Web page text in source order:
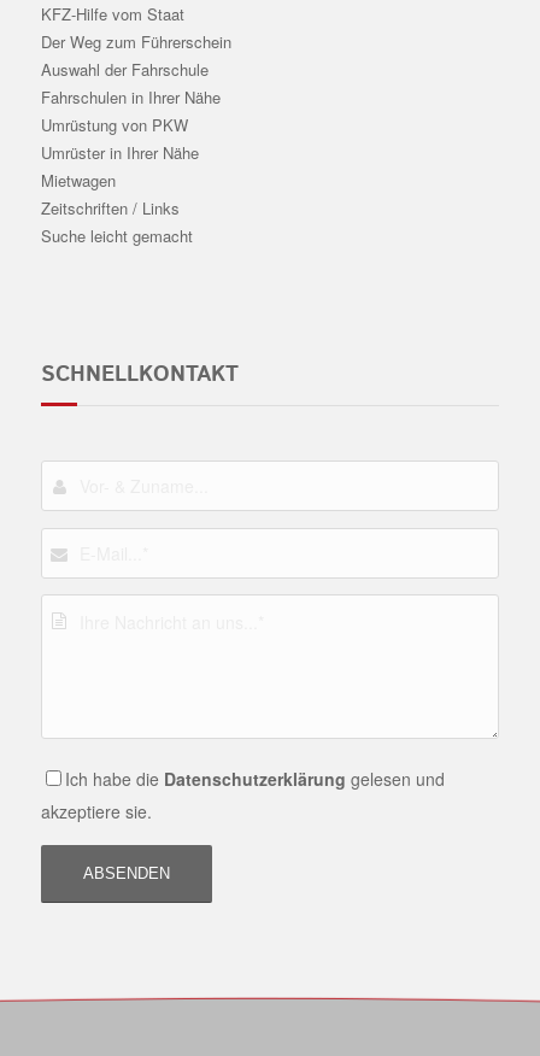
KFZ-Hilfe vom Staat
Der Weg zum Führerschein
Auswahl der Fahrschule
Fahrschulen in Ihrer Nähe
Umrüstung von PKW
Umrüster in Ihrer Nähe
Mietwagen
Zeitschriften / Links
Suche leicht gemacht
SCHNELLKONTAKT
Ich habe die Datenschutzerklärung gelesen und
akzeptiere sie.